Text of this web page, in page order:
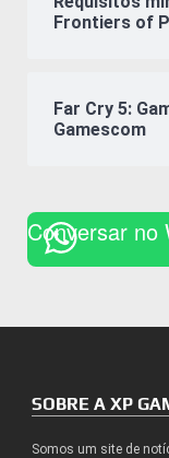
Frontiers of
Far Cry 5:
Gamescom
Conversar no
SOBRE A XP
Somos um site de